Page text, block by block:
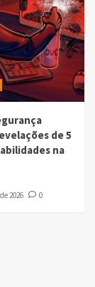
de 5
na
2026
0